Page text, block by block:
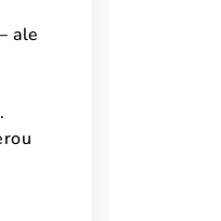
ale